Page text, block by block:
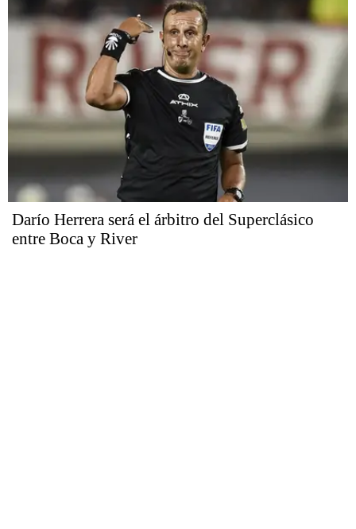
Darío Herrera será el árbitro del Superclásico
entre Boca y River